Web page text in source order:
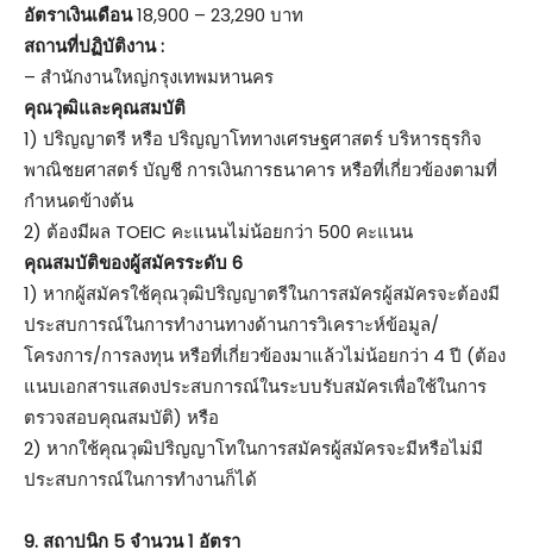
อัตราเงินเดือน18,900 – 23,290 บาท
สถานที่ปฏิบัติงาน :
– สำนักงานใหญ่กรุงเทพมหานคร
คุณวุฒิและคุณสมบัติ
1) ปริญญาตรี หรือ ปริญญาโททางเศรษฐศาสตร์ บริหารธุรกิจ
พาณิชยศาสตร์ บัญชี การเงินการธนาคาร หรือที่เกี่ยวข้องตามที่
กำหนดข้างต้น
2) ต้องมีผล TOEIC คะแนนไม่น้อยกว่า 500 คะแนน
คุณสมบัติของผู้สมัครระดับ 6
1) หากผู้สมัครใช้คุณวุฒิปริญญาตรีในการสมัครผู้สมัครจะต้องมี
ประสบการณ์ในการทำงานทางด้านการวิเคราะห์ข้อมูล/
โครงการ/การลงทุน หรือที่เกี่ยวข้องมาแล้วไม่น้อยกว่า 4 ปี (ต้อง
แนบเอกสารแสดงประสบการณ์ในระบบรับสมัครเพื่อใช้ในการ
ตรวจสอบคุณสมบัติ) หรือ
2) หากใช้คุณวุฒิปริญญาโทในการสมัครผู้สมัครจะมีหรือไม่มี
ประสบการณ์ในการทำงานก็ได้
9. สถาปนิก 5จำนวน 1 อัตรา